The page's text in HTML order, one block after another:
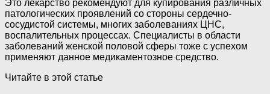
Это лекарство рекомендуют для купирования различных
патологических проявлений со стороны сердечно-
сосудистой системы, многих заболеваниях ЦНС,
воспалительных процессах. Специалисты в области
заболеваний женской половой сферы тоже с успехом
применяют данное медикаментозное средство.
Читайте в этой статье